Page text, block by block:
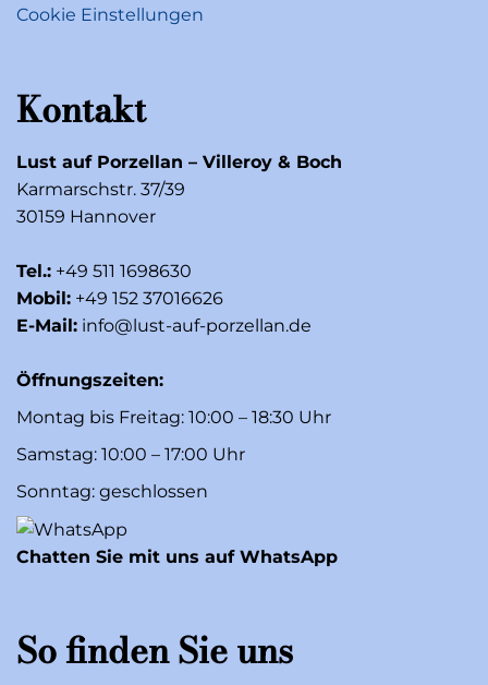
Cookie Einstellungen
Kontakt
Lust auf Porzellan – Villeroy & Boch
Karmarschstr. 37/39
30159 Hannover
Tel.: +49 511 1698630
Mobil: +49 152 37016626
E-Mail: info@lust-auf-porzellan.de
Öffnungszeiten:
Montag bis Freitag: 10:00 – 18:30 Uhr
Samstag: 10:00 – 17:00 Uhr
Sonntag: geschlossen
Chatten Sie mit uns auf WhatsApp
So finden Sie uns